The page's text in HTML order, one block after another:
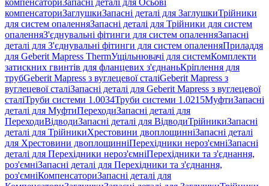
компенсаториЗапасні деталі для Осьові
компенсаториЗаглушкиЗапасні деталі для ЗаглушкиТрійники
для систем опаленняЗапасні деталі для Трійники для систем
опаленняЗ'єднувальні фітинги для систем опаленняЗапасні
деталі для З'єднувальні фітинги для систем опаленняПриладдя
для Geberit Mapress ThermУщільнювачі для системКомплекти
затискних гвинтів для фланцевих з'єднаньКріплення для
трубGeberit Mapress з вуглецевої сталіGeberit Mapress з
вуглецевої сталіЗапасні деталі для Geberit Mapress з вуглецевої
сталіТруби системи 1.0034Труби системи 1.0215МуфтиЗапасні
деталі для МуфтиПереходиЗапасні деталі для
ПереходиВідводиЗапасні деталі для ВідводиТрійникиЗапасні
деталі для ТрійникиХрестовини двоплощинніЗапасні деталі
для Хрестовини двоплощинніПерехідники нероз'ємніЗапасні
деталі для Перехідники нероз'ємніПерехідники та з'єднання,
роз'ємніЗапасні деталі для Перехідники та з'єднання,
роз'ємніКомпенсаториЗапасні деталі для